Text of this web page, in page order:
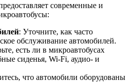
современные и
: Уточните, как часто
обслуживание автомобилей.
есть ли в микроавтобусах
сиденья, Wi-Fi, аудио- и
что автомобили оборудованы